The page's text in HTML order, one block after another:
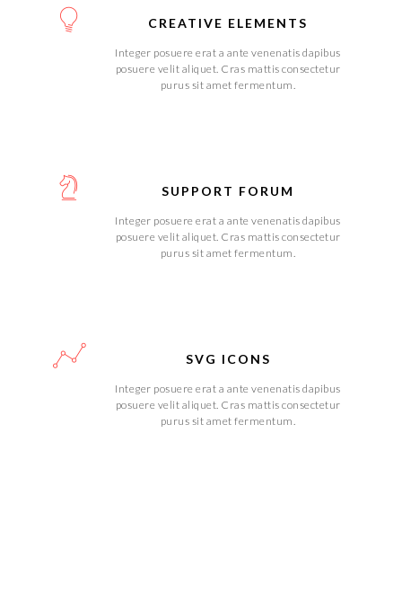
CREATIVE ELEMENTS
Integer posuere erat a ante venenatis dapibus
posuere velit aliquet. Cras mattis consectetur
purus sit amet fermentum.
SUPPORT FORUM
Integer posuere erat a ante venenatis dapibus
posuere velit aliquet. Cras mattis consectetur
purus sit amet fermentum.
SVG ICONS
Integer posuere erat a ante venenatis dapibus
posuere velit aliquet. Cras mattis consectetur
purus sit amet fermentum.